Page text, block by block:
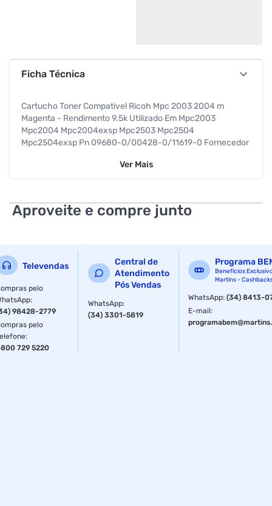
Ficha Técnica
Cartucho Toner Compativel Ricoh Mpc 2003 2004 m
Magenta - Rendimento 9.5k Utilizado Em Mpc2003
Mpc2004 Mpc2004exsp Mpc2503 Mpc2504
Mpc2504exsp Pn 09680-0/00428-0/11619-0 Fornecedor
Ver Mais
Aproveite e compre junto
Televendas
pelo
:
98428-2779
pelo
:
729 5220
Central de
Atendimento
Pós Vendas
WhatsApp:
(34) 3301-5819
Programa
Benefícios
Martins -
WhatsApp:(34) 8413-
E-mail: